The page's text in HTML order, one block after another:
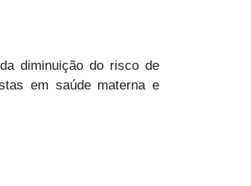
diminuição do risco de
em saúde materna e